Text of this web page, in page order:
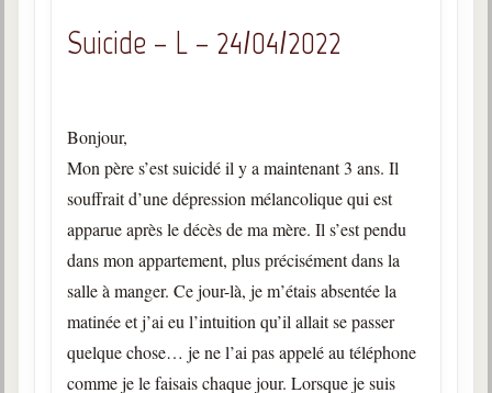
Suicide – L – 24/04/2022
Bonjour,
Mon père s’est suicidé il y a maintenant 3 ans. Il
souffrait d’une dépression mélancolique qui est
apparue après le décès de ma mère. Il s’est pendu
dans mon appartement, plus précisément dans la
salle à manger. Ce jour-là, je m’étais absentée la
matinée et j’ai eu l’intuition qu’il allait se passer
quelque chose… je ne l’ai pas appelé au téléphone
comme je le faisais chaque jour. Lorsque je suis